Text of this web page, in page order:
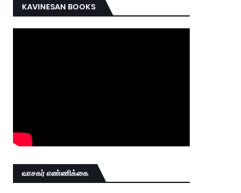
KAVINESAN BOOKS
வாசகர் எண்ணிக்கை